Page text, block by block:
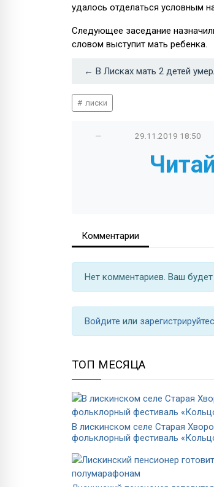
удалось отделаться условным
Следующее заседание
словом выступит мать ребенка.
лиски
— 29.11.2019 18:50
Комментарии
Нет комментариев. Ваш
Войдите или
ТОП МЕСЯЦА
В лискинском селе Старая
фольклорный фестиваль